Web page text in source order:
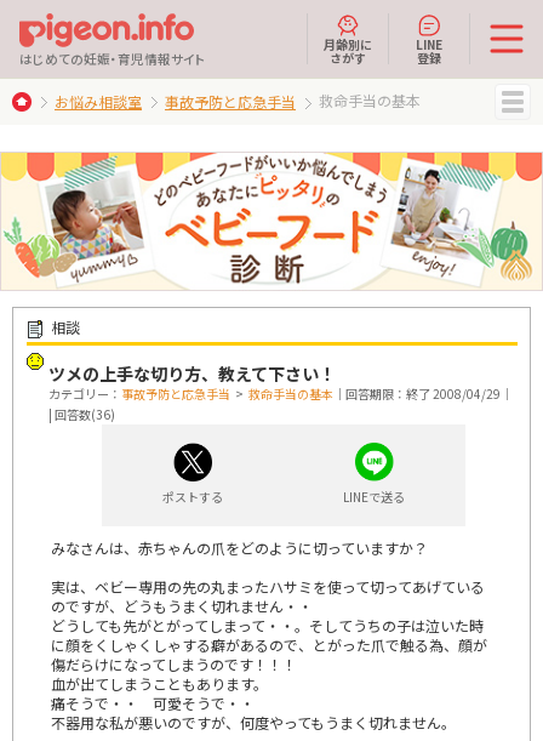
はじめての妊娠・育児情報サイト
月齢別に
さがす
LINE
登録
お悩み相談室 事故予防と応急手当 救命手当の基本
相談
ツメの上手な切り方、教えて下さい！
カテゴリー： 事故予防と応急手当 > 救命手当の基本 ｜回答期限：終了 2008/04/29｜
| 回答数(36)
ポストする LINEで送る
みなさんは、赤ちゃんの爪をどのように切っていますか？
実は、ベビー専用の先の丸まったハサミを使って切ってあげている
のですが、どうもうまく切れません・・
どうしても先がとがってしまって・・。そしてうちの子は泣いた時
に顔をくしゃくしゃする癖があるので、とがった爪で触る為、顔が
傷だらけになってしまうのです！！！
血が出てしまうこともあります。
痛そうで・・ 可愛そうで・・
不器用な私が悪いのですが、何度やってもうまく切れません。